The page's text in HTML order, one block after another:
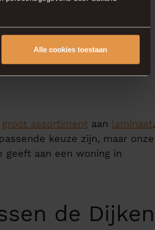
Alle cookies toestaan
groot assortiment aan laminaat,
keuze zijn, maar onze
aan een woning in
de Dijken